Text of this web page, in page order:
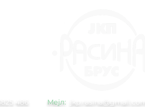
486 Мејл: jkp.rasina@gmail.com